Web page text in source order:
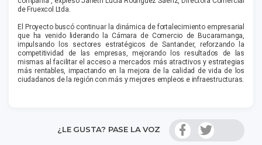
de Fruexcol Ltda.
El Proyecto buscó continuar la dinámica de fortalecimiento empresarial
que ha venido liderando la Cámara de Comercio de Bucaramanga,
impulsando los sectores estratégicos de Santander, reforzando la
competitividad de las empresas, mejorando los resultados de las
mismas al facilitar el acceso a mercados más atractivos y estrategias
más rentables, impactando en la mejora de la calidad de vida de los
ciudadanos de la región con más y mejores empleos e infraestructuras.
¿LE GUSTA? PASE LA VOZ